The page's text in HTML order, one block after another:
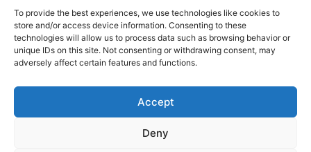
To provide the best experiences, we use technologies like cookies to
store and/or access device information. Consenting to these
technologies will allow us to process data such as browsing behavior or
unique IDs on this site. Not consenting or withdrawing consent, may
adversely affect certain features and functions.
Accept
Deny
info (at) fluidsystems.de
UNTERNEHMEN
LEISTUNGEN
PRODUKTE
IMPRESSUM
DATENSCHUTZERKLÄRUNG
EINKAUFSBEDINGUNGEN
VERKAUFS-LIEFERBEDINGUNGEN